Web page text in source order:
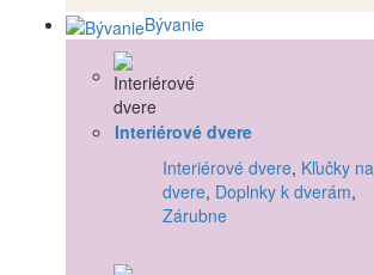
Bývanie
Interiérové dvere
Interiérové dvere, Kľučky na
dvere, Doplnky k dverám,
Zárubne